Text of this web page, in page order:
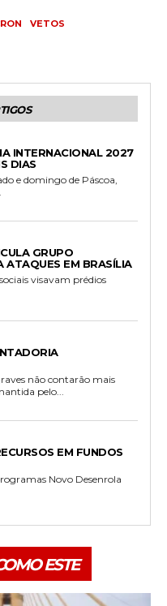
VETOS
INTERNACIONAL 2027
DIAS
e domingo de Páscoa,
GRUPO
ATAQUES EM BRASÍLIA
visavam prédios
não contarão mais
pelo...
EM FUNDOS
Novo Desenrola
ESTE